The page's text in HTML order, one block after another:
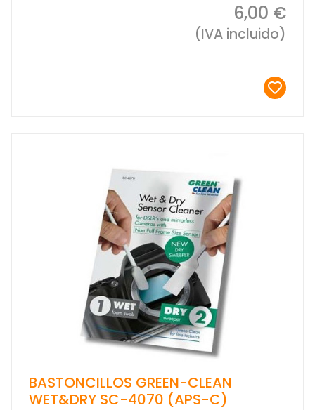
6,00 €
(IVA incluido)
BASTONCILLOS GREEN-CLEAN
WET&DRY SC-4070 (APS-C)